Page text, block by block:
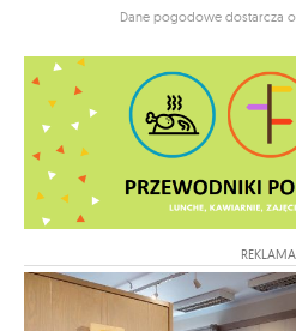
Dane pogodowe dostarcza
REKLAMA